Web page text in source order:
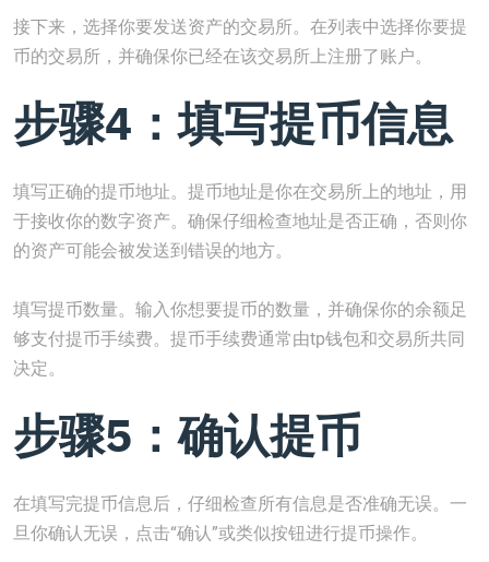
接下来，选择你要发送资产的交易所。在列表中选择你要提
币的交易所，并确保你已经在该交易所上注册了账户。
步骤4：填写提币信息
填写正确的提币地址。提币地址是你在交易所上的地址，用
于接收你的数字资产。确保仔细检查地址是否正确，否则你
的资产可能会被发送到错误的地方。
填写提币数量。输入你想要提币的数量，并确保你的余额足
够支付提币手续费。提币手续费通常由tp钱包和交易所共同
决定。
步骤5：确认提币
在填写完提币信息后，仔细检查所有信息是否准确无误。一
旦你确认无误，点击“确认”或类似按钮进行提币操作。